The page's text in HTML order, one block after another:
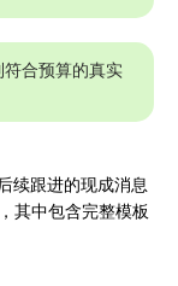
合预算的真实
续跟进的现成消息
其中包含完整模板